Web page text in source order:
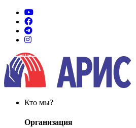
Кто мы?
Организация